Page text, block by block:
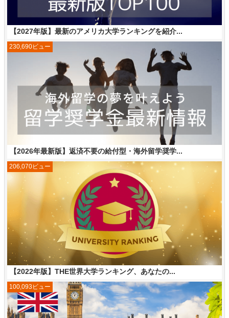
【2027年版】最新のアメリカ大学ランキングを紹介...
【2026年最新版】返済不要の給付型・海外留学奨学...
230,690ビュー
【2022年版】THE世界大学ランキング、あなたの...
206,070ビュー
100,093ビュー